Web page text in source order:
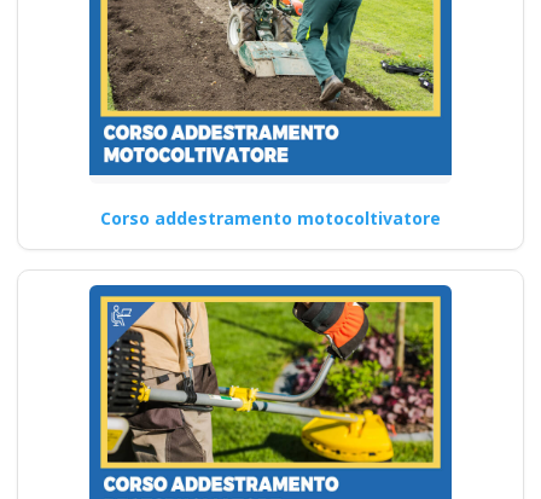
Corso addestramento motocoltivatore